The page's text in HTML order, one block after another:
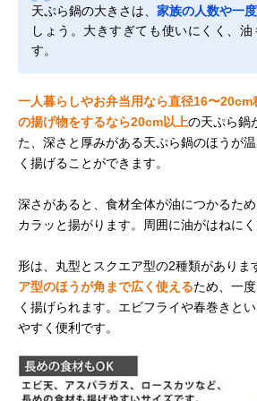
天ぷら鍋の大きさは、 家族の人数や一
しょう。大きすぎても使いにくく、油
す。
一人暮らしやお弁当用なら直径16〜20cm
の揚げ物をするなら20cm以上の天ぷら鍋
た、深さと厚みがある天ぷら鍋のほうが
く揚げることができます。
深さがあると、食材全体が油につかるため
カラッと揚がります。周囲に油がはねにく
形は、丸型とスクエア型の2種類がありま
ア型のほうが角まで広く使えるため、一
く揚げられます。エビフライや春巻きと
やすく便利です。